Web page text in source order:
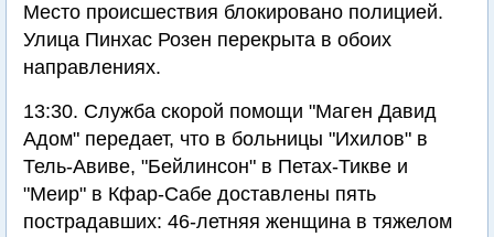
Место происшествия блокировано полицией.
Улица Пинхас Розен перекрыта в обоих
направлениях.
13:30. Служба скорой помощи "Маген Давид
Адом" передает, что в больницы "Ихилов" в
Тель-Авиве, "Бейлинсон" в Петах-Тикве и
"Меир" в Кфар-Сабе доставлены пять
пострадавших: 46-летняя женщина в тяжелом